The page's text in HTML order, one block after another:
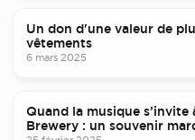
Un don d'une valeur de
vêtements
6 mars 2025
Quand la musique s’invite
Brewery : un souvenir